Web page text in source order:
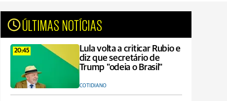
ÚLTIMAS NOTÍCIAS
20:45
Lula volta a criticar Rubio e
diz que secretário de
Trump "odeia o Brasil"
COTIDIANO